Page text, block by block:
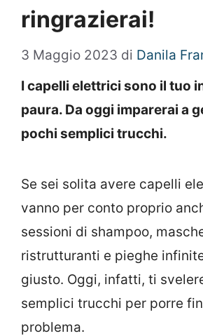
ringrazierai!
3 Maggio 2023 di Danila
I capelli elettrici sono il tuo
paura. Da oggi imparerai a
pochi semplici trucchi.
Se sei solita avere capelli
vanno per conto proprio
sessioni di shampoo,
ristrutturanti e pieghe
giusto. Oggi, infatti, ti
semplici trucchi per porre
problema.